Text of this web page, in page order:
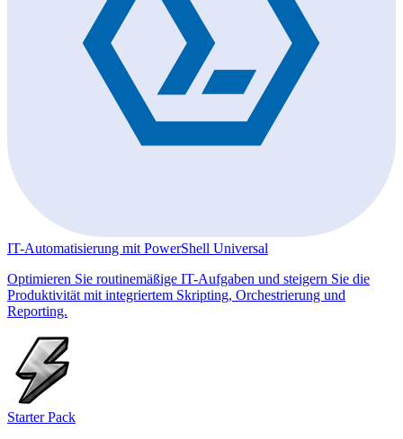
IT-Automatisierung mit PowerShell Universal
Optimieren Sie routinemäßige IT-Aufgaben und steigern Sie die
Produktivität mit integriertem Skripting, Orchestrierung und
Reporting.
Starter Pack